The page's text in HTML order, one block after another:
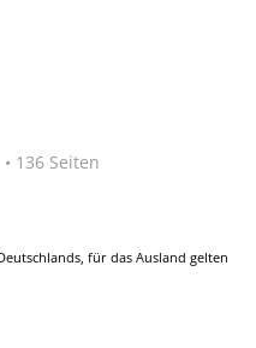
136 Seiten
für das Ausland gelten